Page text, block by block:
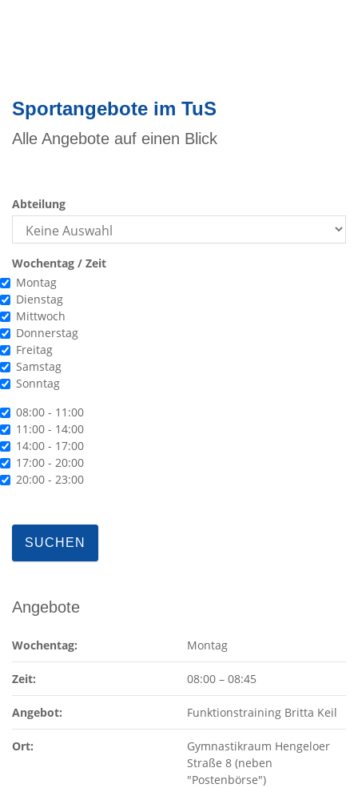
Sportangebote im TuS
Alle Angebote auf einen Blick
Abteilung
Wochentag / Zeit
Montag
Dienstag
Mittwoch
Donnerstag
Freitag
Samstag
Sonntag
08:00 - 11:00
11:00 - 14:00
14:00 - 17:00
17:00 - 20:00
20:00 - 23:00
Angebote
Wochentag: Montag
Zeit: 08:00 – 08:45
Angebot: Funktionstraining Britta Keil
Ort:
Gymnastikraum Hengeloer
Straße 8 (neben
"Postenbörse")